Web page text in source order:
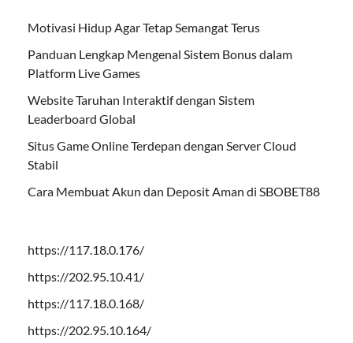
Motivasi Hidup Agar Tetap Semangat Terus
Panduan Lengkap Mengenal Sistem Bonus dalam
Platform Live Games
Website Taruhan Interaktif dengan Sistem
Leaderboard Global
Situs Game Online Terdepan dengan Server Cloud
Stabil
Cara Membuat Akun dan Deposit Aman di SBOBET88
https://117.18.0.176/
https://202.95.10.41/
https://117.18.0.168/
https://202.95.10.164/